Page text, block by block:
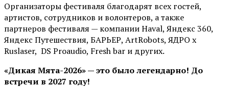
Организаторы фестиваля благодарят всех гостей,
артистов, сотрудников и волонтеров, а также
партнеров фестиваля — компании Haval, Яндекс 360,
Яндекс Путешествия, БАРЬЕР, ArtRobots, ЯДРО х
Ruslaser, DS Proaudio, Fresh bar и других.
«Дикая Мята-2026» — это было легендарно! До
встречи в 2027 году!